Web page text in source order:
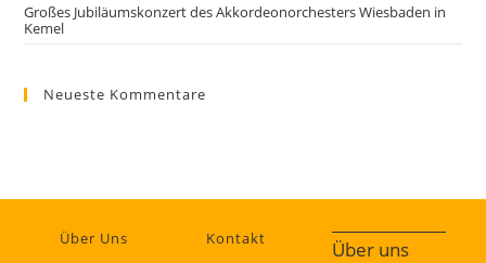
Großes Jubiläumskonzert des Akkordeonorchesters Wiesbaden in
Kemel
Neueste Kommentare
Über Uns Kontakt
Über uns